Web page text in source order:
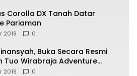
Corolla DX Tanah Datar
Pariaman
2019 0
Buka Secara Resmi
Tuo Wirabraja Adventure
2019 0